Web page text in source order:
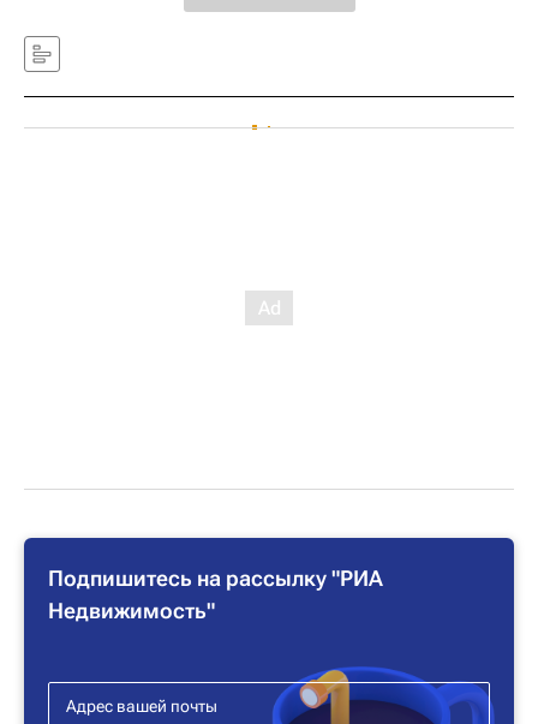
Подпишитесь на рассылку "РИА
Недвижимость"